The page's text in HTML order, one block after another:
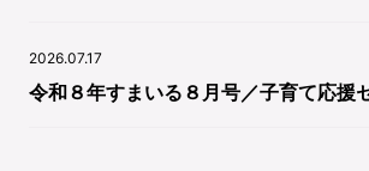
2026.07.17
令和８年すまいる８月号／子育て応援